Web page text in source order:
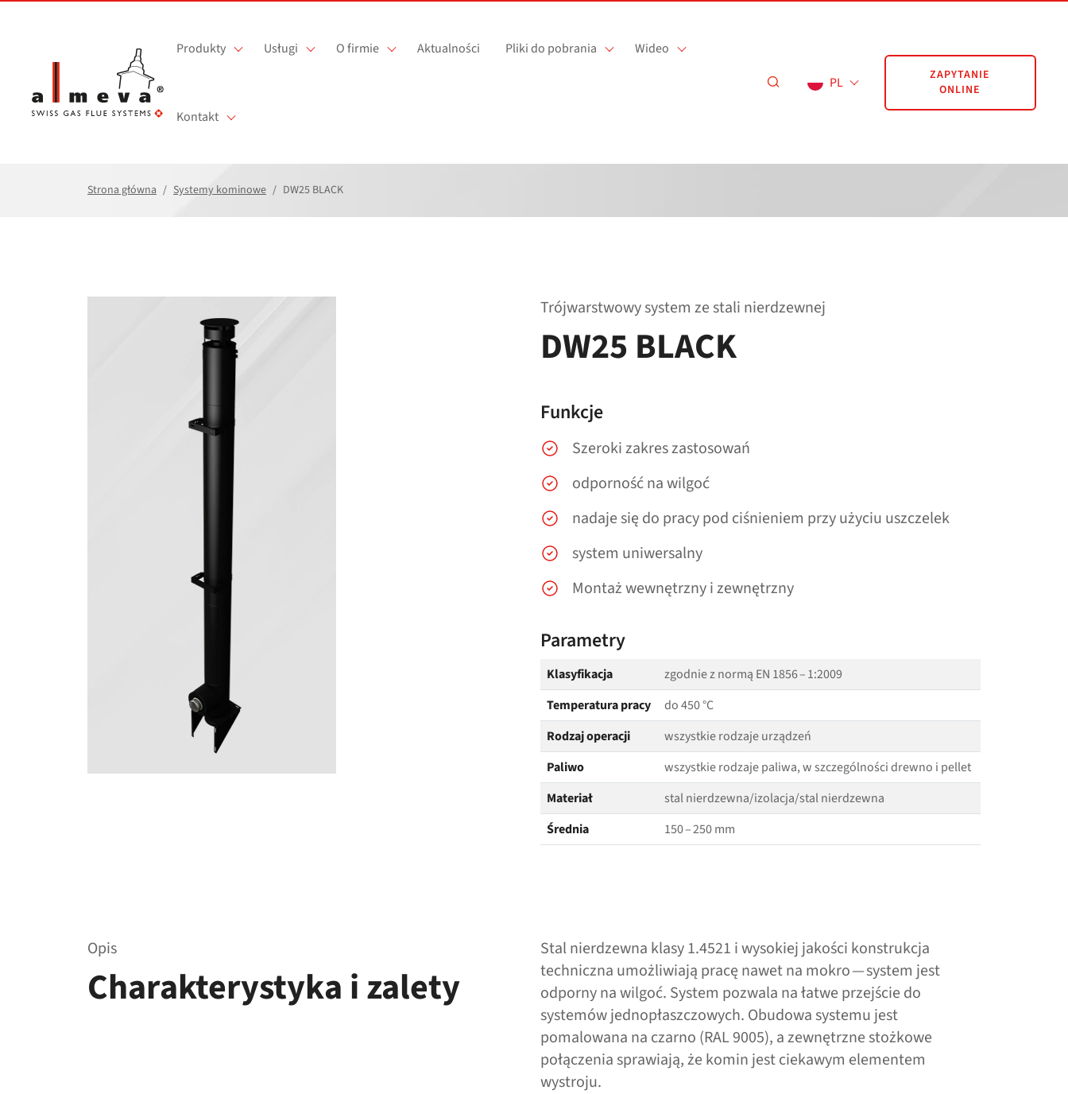
Produkty Usługi O firmie Aktualności Pliki do pobrania Wideo
Kontakt
PL
ZAPYTANIE
ONLINE
Strona główna Systemy kominowe DW25 BLACK
Trójwarstwowy system ze stali nierdzewnej
DW25 BLACK
Funkcje
Szeroki zakres zastosowań
odporność na wilgoć
nadaje się do pracy pod ciśnieniem przy użyciu uszczelek
system uniwersalny
Montaż wewnętrzny i zewnętrzny
Parametry
Klasyfikacja
zgodnie z normą EN 1856 – 1:2009
Temperatura pracy
do 450 °C
Rodzaj operacji
wszystkie rodzaje urządzeń
Paliwo
wszystkie rodzaje paliwa, w szczególności drewno i pellet
Materiał
stal nierdzewna/​izolacja/​stal nierdzewna
Średnia
150 – 250 mm
Opis
Charakterystyka i zalety
Stal nierdzewna klasy 1.4521 i wysokiej jakości konstrukcja
techniczna umożliwiają pracę nawet na mokro — system jest
odporny na wilgoć. System pozwala na łatwe przejście do
systemów jednopłaszczowych. Obudowa systemu jest
pomalowana na czarno (RAL 9005), a zewnętrzne stożkowe
połączenia sprawiają, że komin jest ciekawym elementem
wystroju.